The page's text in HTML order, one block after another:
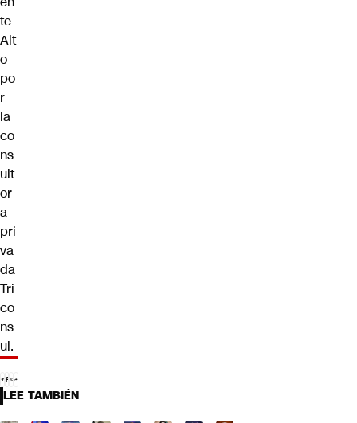
te
Alt
o
po
r
la
co
ns
ult
or
a
pri
va
da
Tri
co
ns
ul.
LEE TAMBIÉN